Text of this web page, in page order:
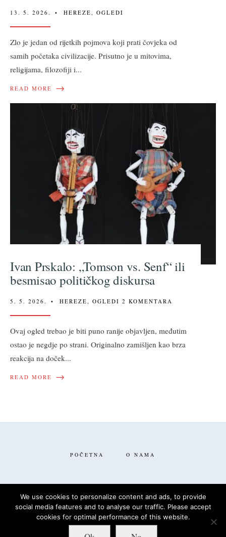
13. 5. 2026. • HEREZE OGLEDI
Zlo je jedan od rijetkih pojmova koji prati čovjeka od
samih početaka civilizacije. Prisutno je u mitovima,
religijama, filozofiji i...
READ MORE →
Ivan Prskalo: „Tomson vs. Senf“ ili
besmisao političkog diskursa
5. 5. 2026. • HEREZE, OGLEDI 2 KOMENTARA
Ovaj ogled trebao je biti puno ranije objavljen, međutim
ostao je negdje po strani. Originalno zamišljen kao brza
reakcija na doček...
READ MORE →
POČETNA O NAMA
FACEBOOK TWITTER
We use cookies to personalize content and ads, to provide
social media features and to analyse our traffic. Please accept
cookies for optimal performance of this website.